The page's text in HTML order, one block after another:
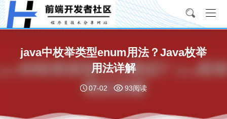
java中枚举类型enum用法？Java枚举
用法详解
07-02 93阅读